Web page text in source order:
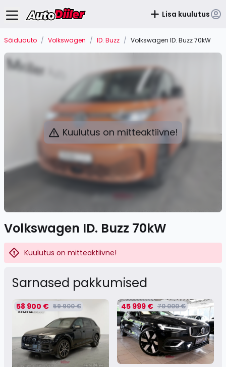
Lisa kuulutus
Sõiduauto / Volkswagen / ID. Buzz / Volkswagen ID. Buzz 70kW
Kuulutus on mitteaktiivne!
Volkswagen ID. Buzz 70kW
Kuulutus on mitteaktiivne!
Sarnased pakkumised
58 900 € 59 900 € 45 999 € 70 000 €